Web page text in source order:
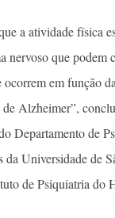
a atividade física
nervoso que podem
ocorrem em função
Alzheimer”,
Departamento de
da Universidade de
de Psiquiatria do